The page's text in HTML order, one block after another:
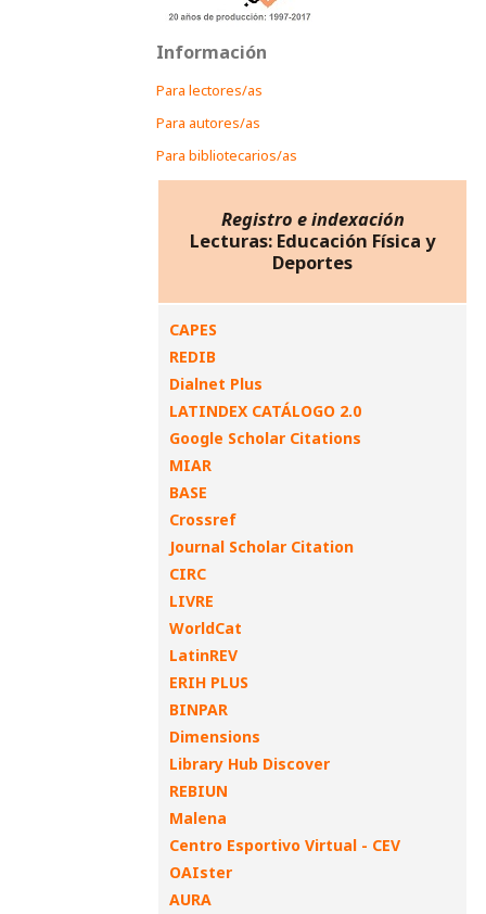
Información
Para lectores/as
Para autores/as
Para bibliotecarios/as
Registro e indexación
Lecturas: Educación Física y
Deportes
CAPES
REDIB
Dialnet Plus
LATINDEX CATÁLOGO 2.0
Google Scholar Citations
MIAR
BASE
Crossref
Journal Scholar Citation
CIRC
LIVRE
WorldCat
LatinREV
ERIH PLUS
BINPAR
Dimensions
Library Hub Discover
REBIUN
Malena
Centro Esportivo Virtual - CEV
OAIster
AURA